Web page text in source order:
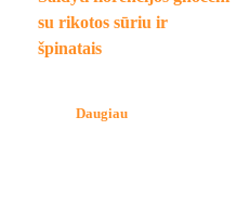
su rikotos sūriu ir
špinatais
Daugiau